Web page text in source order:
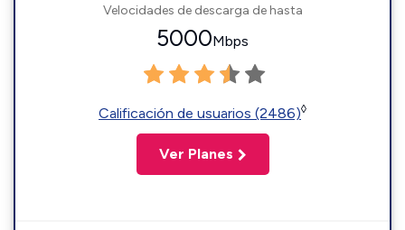
Velocidades de descarga de hasta
5000Mbps
Calificación de usuarios (2486)◊
Ver Planes